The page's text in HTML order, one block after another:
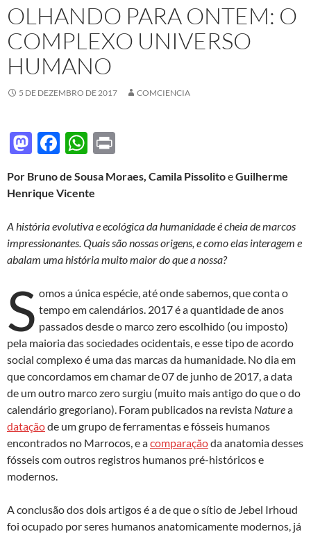
OLHANDO PARA ONTEM: O
COMPLEXO UNIVERSO
HUMANO
5 DE DEZEMBRO DE 2017 COMCIENCIA
M
to
o
n
F
e
o
o
W
at
A
p
nt
Por Bruno de Sousa Moraes, Camila PissolitoeGuilherme
Henrique Vicente
A história evolutiva e ecológica da humanidade é cheia de marcos
impressionantes. Quais são nossas origens, e como elas interagem e
abalam uma história muito maior do que a nossa?
S omos a única espécie, até onde sabemos, que conta o
tempo em calendários. 2017 é a quantidade de anos
passados desde o marco zero escolhido (ou imposto)
pela maioria das sociedades ocidentais, e esse tipo de acordo
social complexo é uma das marcas da humanidade. No dia em
que concordamos em chamar de 07 de junho de 2017, a data
de um outro marco zero surgiu (muito mais antigo do que o do
calendário gregoriano). Foram publicados na revista Naturea
dataçãode um grupo de ferramentas e fósseis humanos
encontrados no Marrocos, e acomparaçãoda anatomia desses
fósseis com outros registros humanos pré-históricos e
modernos.
A conclusão dos dois artigos é a de que o sítio de Jebel Irhoud
foi ocupado por seres humanos anatomicamente modernos, já